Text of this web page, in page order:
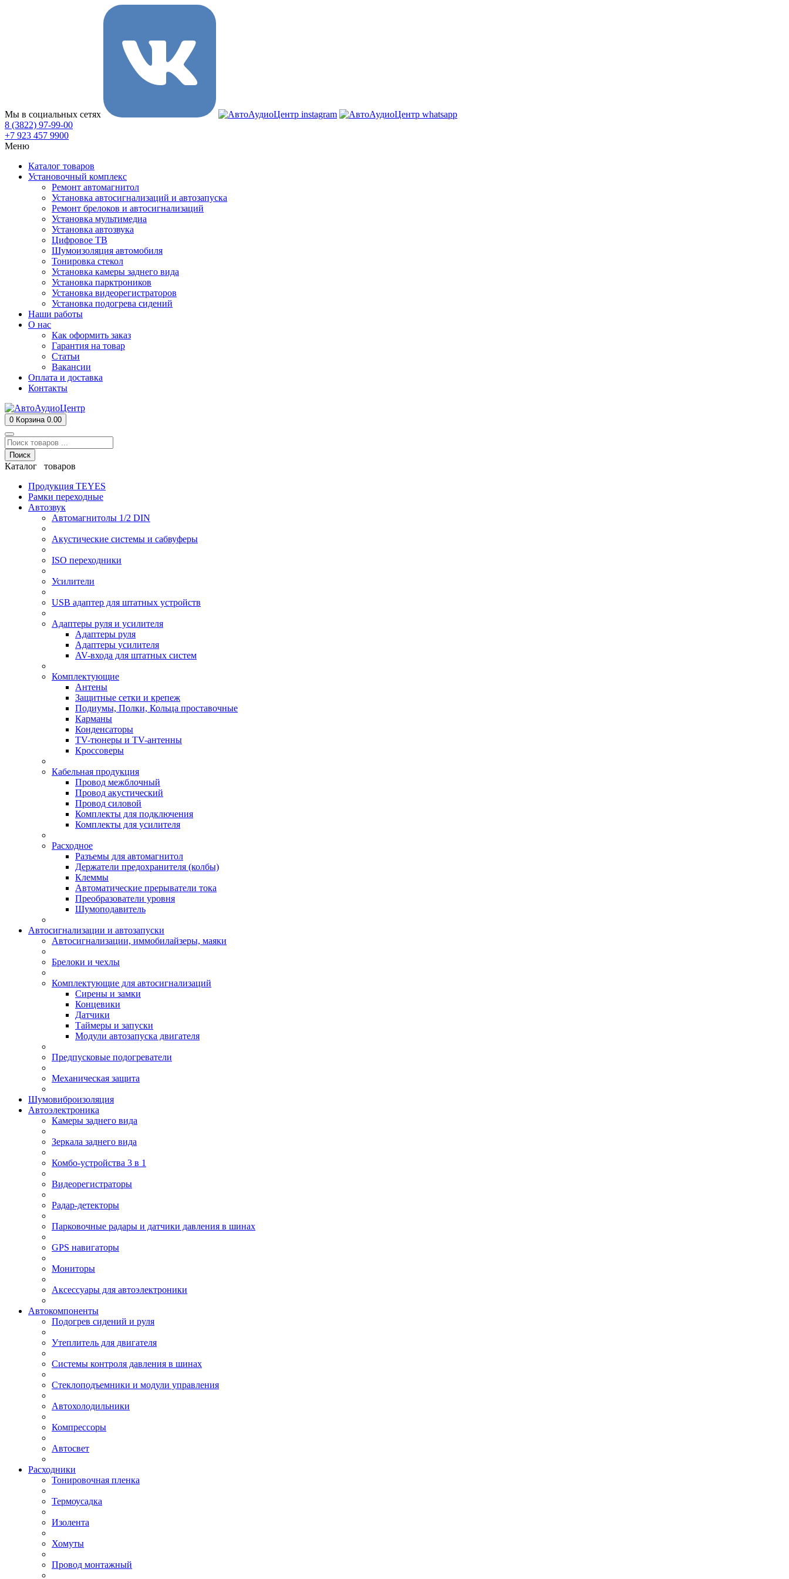
Мы в социальных сетях
8 (3822) 97-99-00
+7 923 457 9900
Меню
Каталог товаров
Установочный комплекс
Ремонт автомагнитол
Установка автосигнализаций и автозапуска
Ремонт брелоков и автосигнализаций
Установка мультимедиа
Установка автозвука
Цифровое ТВ
Шумоизоляция автомобиля
Тонировка стекол
Установка камеры заднего вида
Установка парктроников
Установка видеорегистраторов
Установка подогрева сидений
Наши работы
О нас
Как оформить заказ
Гарантия на товар
Статьи
Вакансии
Оплата и доставка
Контакты
0 Корзина 0.00
Поиск
Каталог товаров
Продукция TEYES
Рамки переходные
Автозвук
Автомагнитолы 1/2 DIN
Акустические системы и сабвуферы
ISO переходники
Усилители
USB адаптер для штатных устройств
Адаптеры руля и усилителя
Адаптеры руля
Адаптеры усилителя
AV-входа для штатных систем
Комплектующие
Антены
Защитные сетки и крепеж
Подиумы, Полки, Кольца проставочные
Карманы
Конденсаторы
TV-тюнеры и TV-антенны
Кроссоверы
Кабельная продукция
Провод межблочный
Провод акустический
Провод силовой
Комплекты для подключения
Комплекты для усилителя
Расходное
Разъемы для автомагнитол
Держатели предохранителя (колбы)
Клеммы
Автоматические прерыватели тока
Преобразователи уровня
Шумоподавитель
Автосигнализации и автозапуски
Автосигнализации, иммобилайзеры, маяки
Брелоки и чехлы
Комплектующие для автосигнализаций
Сирены и замки
Концевики
Датчики
Таймеры и запуски
Модули автозапуска двигателя
Предпусковые подогреватели
Механическая защита
Шумовиброизоляция
Автоэлектроника
Камеры заднего вида
Зеркала заднего вида
Комбо-устройства 3 в 1
Видеорегистраторы
Радар-детекторы
Парковочные радары и датчики давления в шинах
GPS навигаторы
Мониторы
Аксессуары для автоэлектроники
Автокомпоненты
Подогрев сидений и руля
Утеплитель для двигателя
Системы контроля давления в шинах
Стеклоподъемники и модули управления
Автохолодильники
Компрессоры
Автосвет
Расходники
Тонировочная пленка
Термоусадка
Изолента
Хомуты
Провод монтажный